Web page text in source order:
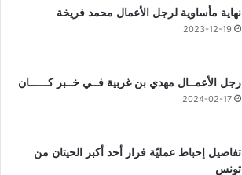
نهاية مأساوية لرجل الأعمال محمد فريخة
2023-12-19
رجل الأعمــال مهدي بن غربية فــي خــبر كــــــان
2024-02-17
تفاصيل إحباط عمليّة فرار أحد أكبر الحيتان من
تونس